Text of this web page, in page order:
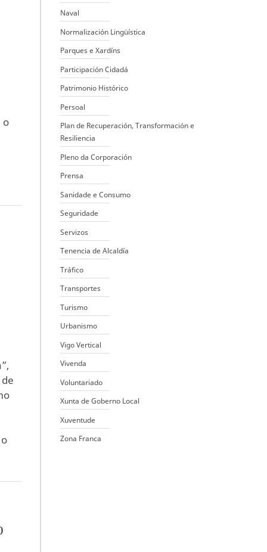
o
Naval
Normalización Lingüística
Parques e Xardíns
Participación Cidadá
Patrimonio Histórico
Persoal
Plan de Recuperación, Transformación e
Resiliencia
Pleno da Corporación
Prensa
Sanidade e Consumo
Seguridade
Servizos
Tenencia de Alcaldía
Tráfico
Transportes
Turismo
Urbanismo
Vigo Vertical
Vivenda
Voluntariado
Xunta de Goberno Local
Xuventude
Zona Franca